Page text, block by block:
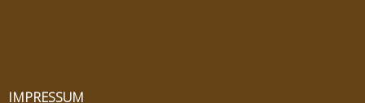
IMPRESSUM